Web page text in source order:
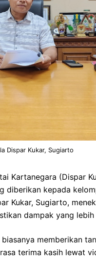
Dispar Kukar, Sugiarto
Kartanegara (Dispar
diberikan kepada
Kukar, Sugiarto,
dampak yang
memberikan
terima kasih lewat